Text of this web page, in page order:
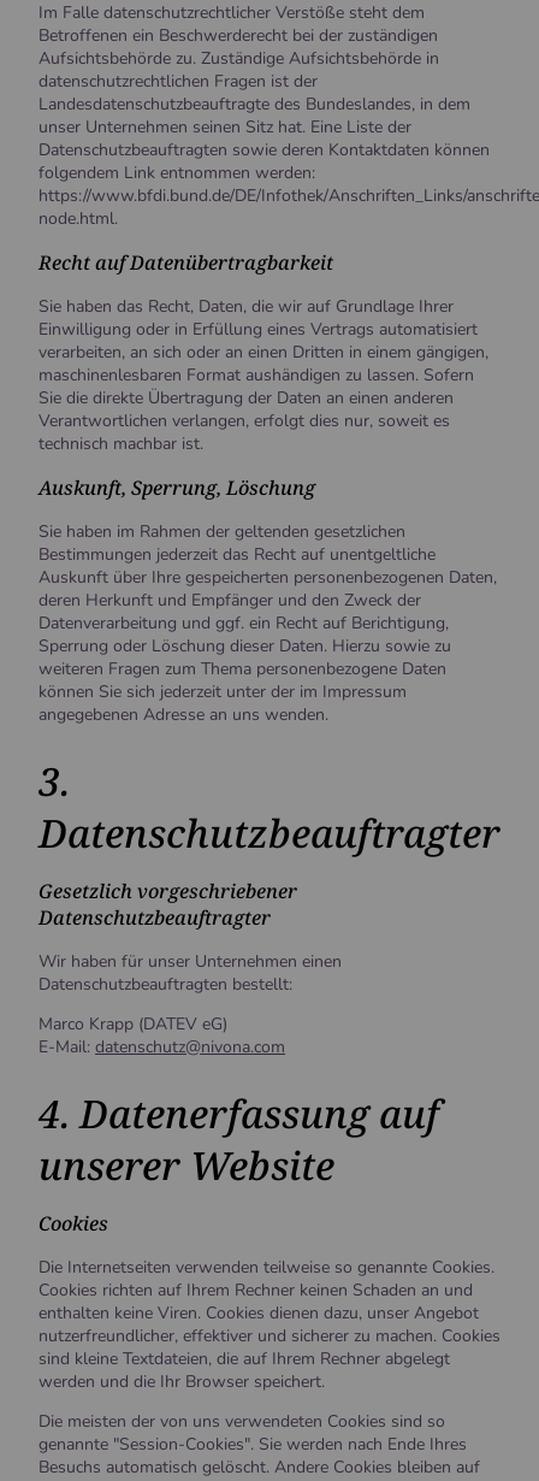
Im Falle datenschutzrechtlicher Verstöße steht dem
Betroffenen ein Beschwerderecht bei der zuständigen
Aufsichtsbehörde zu. Zuständige Aufsichtsbehörde in
datenschutzrechtlichen Fragen ist der
Landesdatenschutzbeauftragte des Bundeslandes, in dem
unser Unternehmen seinen Sitz hat. Eine Liste der
Datenschutzbeauftragten sowie deren Kontaktdaten können
folgendem Link entnommen werden:
https://www.bfdi.bund.de/DE/Infothek/Anschriften_Links/
node.html.
Recht auf Datenübertragbarkeit
Sie haben das Recht, Daten, die wir auf Grundlage Ihrer
Einwilligung oder in Erfüllung eines Vertrags automatisiert
verarbeiten, an sich oder an einen Dritten in einem gängigen,
maschinenlesbaren Format aushändigen zu lassen. Sofern
Sie die direkte Übertragung der Daten an einen anderen
Verantwortlichen verlangen, erfolgt dies nur, soweit es
technisch machbar ist.
Auskunft, Sperrung, Löschung
Sie haben im Rahmen der geltenden gesetzlichen
Bestimmungen jederzeit das Recht auf unentgeltliche
Auskunft über Ihre gespeicherten personenbezogenen Daten,
deren Herkunft und Empfänger und den Zweck der
Datenverarbeitung und ggf. ein Recht auf Berichtigung,
Sperrung oder Löschung dieser Daten. Hierzu sowie zu
weiteren Fragen zum Thema personenbezogene Daten
können Sie sich jederzeit unter der im Impressum
angegebenen Adresse an uns wenden.
3.
Datenschutzbeauftragter
Gesetzlich vorgeschriebener
Datenschutzbeauftragter
Wir haben für unser Unternehmen einen
Datenschutzbeauftragten bestellt:
Marco Krapp (DATEV eG)
E-Mail: datenschutz@nivona.com
4. Datenerfassung auf
unserer Website
Cookies
Die Internetseiten verwenden teilweise so genannte Cookies.
Cookies richten auf Ihrem Rechner keinen Schaden an und
enthalten keine Viren. Cookies dienen dazu, unser Angebot
nutzerfreundlicher, effektiver und sicherer zu machen. Cookies
sind kleine Textdateien, die auf Ihrem Rechner abgelegt
werden und die Ihr Browser speichert.
Die meisten der von uns verwendeten Cookies sind so
genannte "Session-Cookies". Sie werden nach Ende Ihres
Besuchs automatisch gelöscht. Andere Cookies bleiben auf